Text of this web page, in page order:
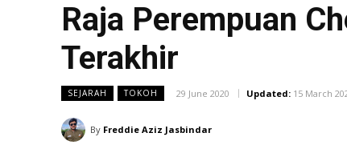
Raja Perempuan
Terakhir
SEJARAH TOKOH 29 June 2020 Updated: 15 March
By Freddie Aziz Jasbindar